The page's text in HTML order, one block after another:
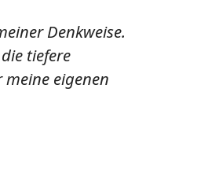
Denkweise.
tiefere
eigenen